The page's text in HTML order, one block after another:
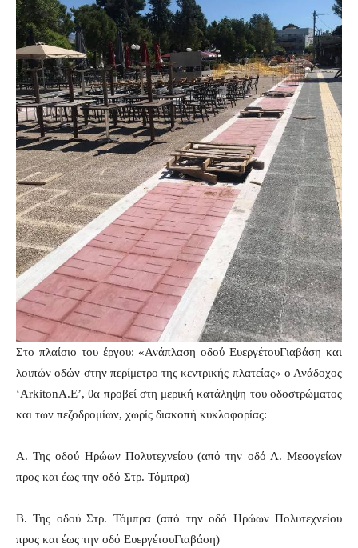
Στο πλαίσιο του έργου: «Ανάπλαση οδού ΕυεργέτουΓιαβάση και
λοιπών οδών στην περίμετρο της κεντρικής πλατείας» ο Ανάδοχος
‘ArkitonA.E’, θα προβεί στη μερική κατάληψη του οδοστρώματος
και των πεζοδρομίων, χωρίς διακοπή κυκλοφορίας:
Α. Της οδού Ηρώων Πολυτεχνείου (από την οδό Λ. Μεσογείων
προς και έως την οδό Στρ. Τόμπρα)
Β. Της οδού Στρ. Τόμπρα (από την οδό Ηρώων Πολυτεχνείου
προς και έως την οδό ΕυεργέτουΓιαβάση)